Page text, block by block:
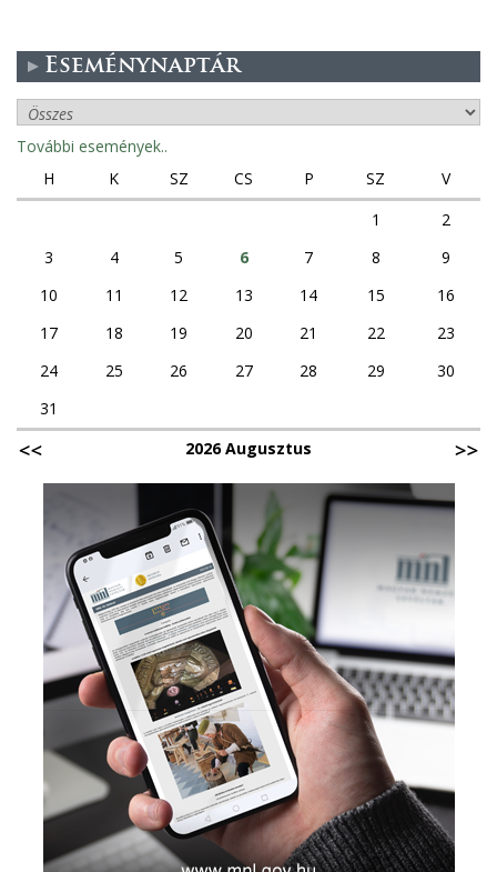
Eseménynaptár
További események..
H
K SZ CS P SZ
V
1
2
3
4 5 6 7 8
9
10
11 12 13 14 15
16
17
18 19 20 21 22
23
24
25 26 27 28 29
30
31
2026 Augusztus